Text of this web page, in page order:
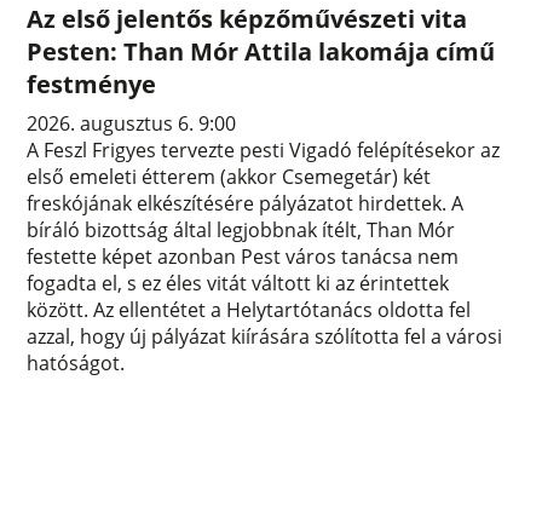
Az első jelentős képzőművészeti vita
Pesten: Than Mór Attila lakomája című
festménye
2026. augusztus 6. 9:00
A Feszl Frigyes tervezte pesti Vigadó felépítésekor az
első emeleti étterem (akkor Csemegetár) két
freskójának elkészítésére pályázatot hirdettek. A
bíráló bizottság által legjobbnak ítélt, Than Mór
festette képet azonban Pest város tanácsa nem
fogadta el, s ez éles vitát váltott ki az érintettek
között. Az ellentétet a Helytartótanács oldotta fel
azzal, hogy új pályázat kiírására szólította fel a városi
hatóságot.